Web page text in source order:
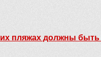
пляжах должны